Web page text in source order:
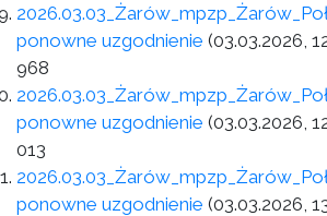
ponowne uzgodnienie (03.03.2026,
968
ponowne uzgodnienie (03.03.2026,
013
ponowne uzgodnienie (03.03.2026,